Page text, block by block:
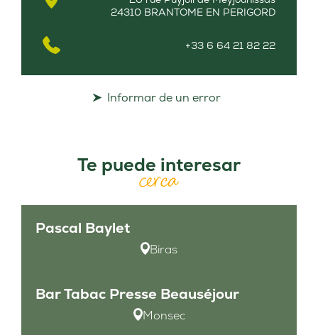
24310 BRANTOME EN PERIGORD
+33 6 64 21 82 22
Informar de un error
Te puede interesar
cerca
Pascal Baylet
Biras
Bar Tabac Presse Beauséjour
Monsec